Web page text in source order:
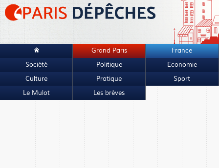
Grand Paris
France
Société
Politique
Economie
Culture
Pratique
Sport
Le Mulot
Les brèves